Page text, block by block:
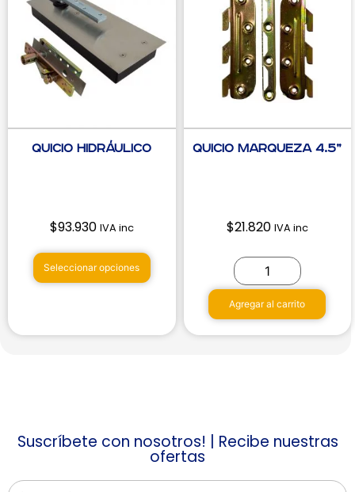
Quicio Hidráulico
$93.930 IVA inc
Seleccionar opciones
Quicio Marqueza 4.5”
$21.820 IVA inc
Agregar al carrito
Suscríbete con nosotros! | Recibe nuestras
ofertas